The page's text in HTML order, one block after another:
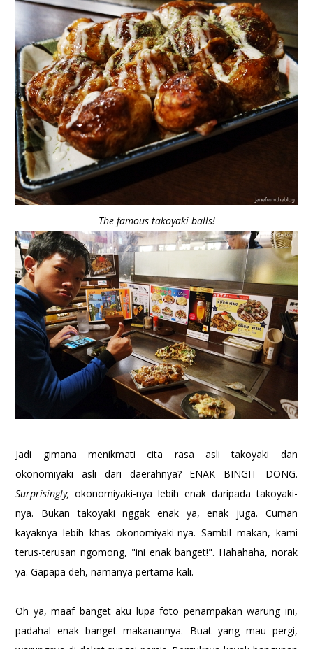
The famous takoyaki balls!
Jadi gimana menikmati cita rasa asli takoyaki dan
okonomiyaki asli dari daerahnya? ENAK BINGIT DONG.
Surprisingly,okonomiyaki-nya lebih enak daripada takoyaki-
nya. Bukan takoyaki nggak enak ya, enak juga. Cuman
kayaknya lebih khas okonomiyaki-nya. Sambil makan, kami
terus-terusan ngomong, "ini enak banget!". Hahahaha, norak
ya. Gapapa deh, namanya pertama kali.
Oh ya, maaf banget aku lupa foto penampakan warung ini,
padahal enak banget makanannya. Buat yang mau pergi,